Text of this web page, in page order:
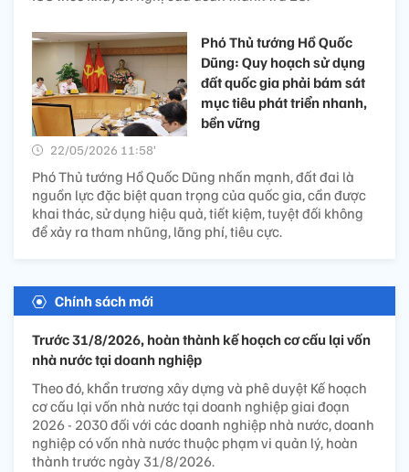
Phó Thủ tướng Hồ Quốc
Dũng: Quy hoạch sử dụng
đất quốc gia phải bám sát
mục tiêu phát triển nhanh,
bền vững
22/05/2026 11:58’
Phó Thủ tướng Hồ Quốc Dũng nhấn mạnh, đất đai là
nguồn lực đặc biệt quan trọng của quốc gia, cần được
khai thác, sử dụng hiệu quả, tiết kiệm, tuyệt đối không
để xảy ra tham nhũng, lãng phí, tiêu cực.
Chính sách mới
Trước 31/8/2026, hoàn thành kế hoạch cơ cấu lại vốn
nhà nước tại doanh nghiệp
Theo đó, khẩn trương xây dựng và phê duyệt Kế hoạch
cơ cấu lại vốn nhà nước tại doanh nghiệp giai đoạn
2026 - 2030 đối với các doanh nghiệp nhà nước, doanh
nghiệp có vốn nhà nước thuộc phạm vi quản lý, hoàn
thành trước ngày 31/8/2026.